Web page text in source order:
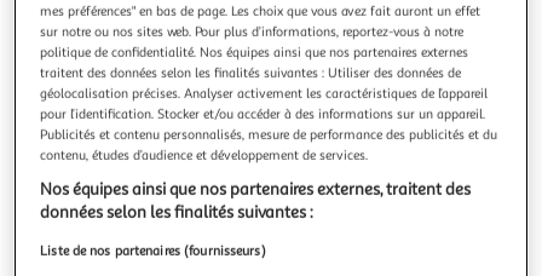
PETIT BÉGUIN
Blouse enfant en gaze de coton Arya
Indispensable dans l'armoire de votre petit bout, cette
blouse en coton gaufré est un coup de coeur ! Elle
apportera à n'importe quelle tenue, une touche chic, sans
oublier le confort. Trop tendance !Produit labellisé
TESTEX)Une matière toute douce en gaze de
En savoir +
Vous voulez connaître le prix de ce produit ?
Afficher le prix
mes préférences" en bas de page. Les choix que vous avez fait auront un effet
sur notre ou nos sites web. Pour plus d’informations, reportez-vous à notre
politique de confidentialité. Nos équipes ainsi que nos partenaires externes
traitent des données selon les finalités suivantes : Utiliser des données de
géolocalisation précises. Analyser activement les caractéristiques de l’appareil
pour l’identification. Stocker et/ou accéder à des informations sur un appareil.
Publicités et contenu personnalisés, mesure de performance des publicités et du
contenu, études d’audience et développement de services.
Nos équipes ainsi que nos partenaires externes, traitent des
données selon les finalités suivantes :
Liste de nos partenaires (fournisseurs)